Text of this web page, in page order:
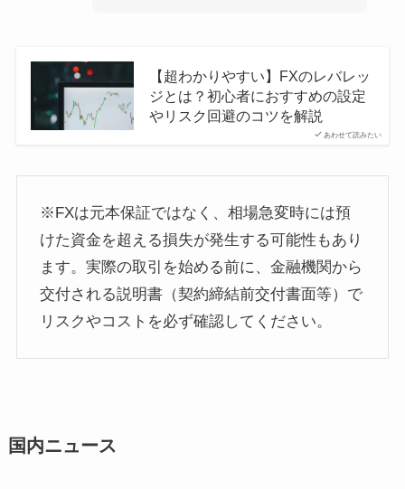
あわせて読みたい
【超わかりやすい】FXのレバレッ
ジとは？初心者におすすめの設定
やリスク回避のコツを解説
※FXは元本保証ではなく、相場急変時には預
けた資金を超える損失が発生する可能性もあり
ます。実際の取引を始める前に、金融機関から
交付される説明書（契約締結前交付書面等）で
リスクやコストを必ず確認してください。
国内ニュース